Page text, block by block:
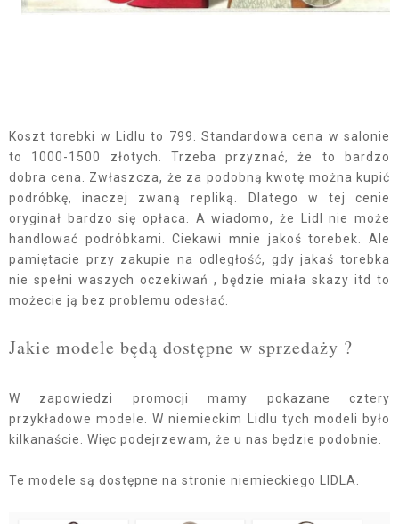
Koszt torebki w Lidlu to 799. Standardowa cena w salonie
to 1000-1500 złotych. Trzeba przyznać, że to bardzo
dobra cena. Zwłaszcza, że za podobną kwotę można kupić
podróbkę, inaczej zwaną repliką. Dlatego w tej cenie
oryginał bardzo się opłaca. A wiadomo, że Lidl nie może
handlować podróbkami. Ciekawi mnie jakoś torebek. Ale
pamiętacie przy zakupie na odległość, gdy jakaś torebka
nie spełni waszych oczekiwań , będzie miała skazy itd to
możecie ją bez problemu odesłać.
Jakie modele będą dostępne w sprzedaży ?
W zapowiedzi promocji mamy pokazane cztery
przykładowe modele. W niemieckim Lidlu tych modeli było
kilkanaście. Więc podejrzewam, że u nas będzie podobnie.
Te modele są dostępne na stronie niemieckiego LIDLA.